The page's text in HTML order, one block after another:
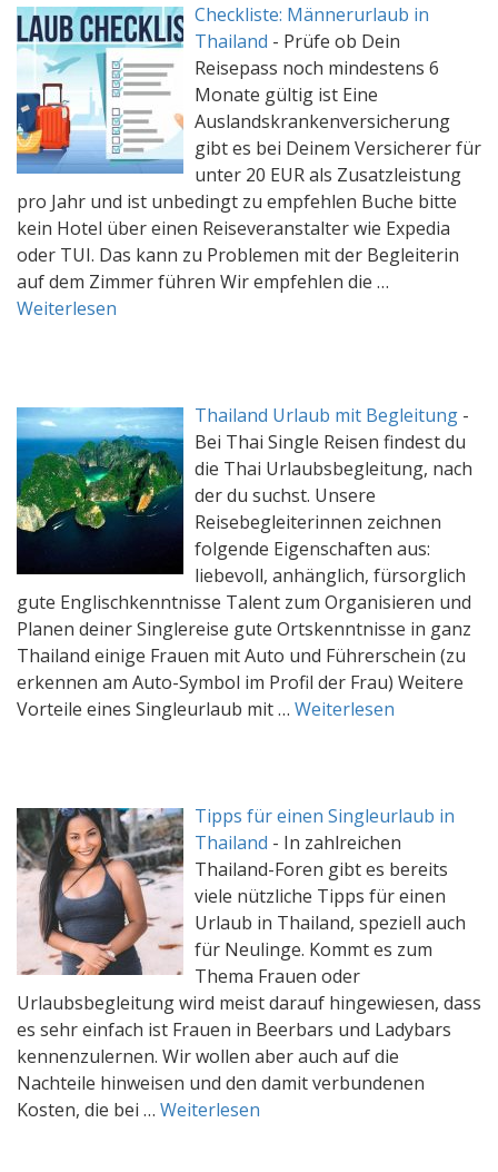
Checkliste: Männerurlaub in
Thailand - Prüfe ob Dein
Reisepass noch mindestens 6
Monate gültig ist Eine
Auslandskrankenversicherung
gibt es bei Deinem Versicherer für
unter 20 EUR als Zusatzleistung
pro Jahr und ist unbedingt zu empfehlen Buche bitte
kein Hotel über einen Reiseveranstalter wie Expedia
oder TUI. Das kann zu Problemen mit der Begleiterin
auf dem Zimmer führen Wir empfehlen die …
Weiterlesen
Thailand Urlaub mit Begleitung -
Bei Thai Single Reisen findest du
die Thai Urlaubsbegleitung, nach
der du suchst. Unsere
Reisebegleiterinnen zeichnen
folgende Eigenschaften aus:
liebevoll, anhänglich, fürsorglich
gute Englischkenntnisse Talent zum Organisieren und
Planen deiner Singlereise gute Ortskenntnisse in ganz
Thailand einige Frauen mit Auto und Führerschein (zu
erkennen am Auto-Symbol im Profil der Frau) Weitere
Vorteile eines Singleurlaub mit … Weiterlesen
Tipps für einen Singleurlaub in
Thailand - In zahlreichen
Thailand-Foren gibt es bereits
viele nützliche Tipps für einen
Urlaub in Thailand, speziell auch
für Neulinge. Kommt es zum
Thema Frauen oder
Urlaubsbegleitung wird meist darauf hingewiesen, dass
es sehr einfach ist Frauen in Beerbars und Ladybars
kennenzulernen. Wir wollen aber auch auf die
Nachteile hinweisen und den damit verbundenen
Kosten, die bei … Weiterlesen